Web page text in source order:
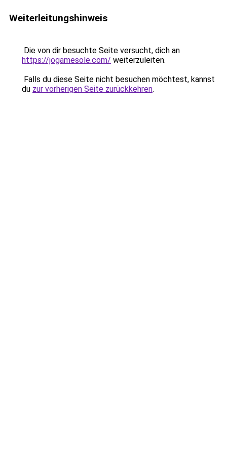
Weiterleitungshinweis
Die von dir besuchte Seite versucht, dich an
https://jogamesole.com/ weiterzuleiten.
Falls du diese Seite nicht besuchen möchtest, kannst
du zur vorherigen Seite zurückkehren.